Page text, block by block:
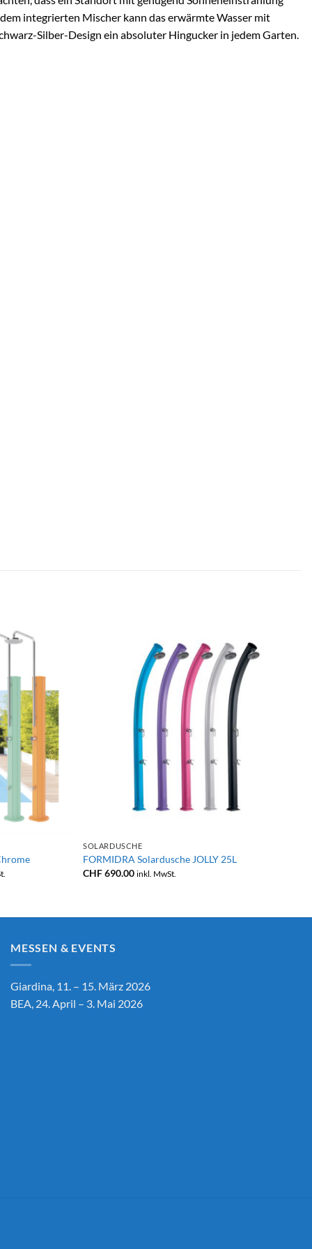
integrierten Mischer kann das erwärmte Wasser mit
Silber-Design ein absoluter Hingucker in jedem Garten.
SOLARDUSCHE
FORMIDRA Solardusche JOLLY 25L
CHF690.00 inkl. MwSt.
MESSEN & EVENTS
Giardina, 11. – 15. März 2026
BEA, 24. April – 3. Mai 2026